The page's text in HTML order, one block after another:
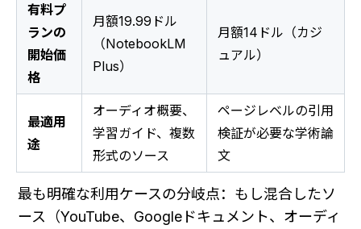
有料プ
ランの
開始価
格
月額19.99ドル
（NotebookLM
Plus）
月額14ドル（カジ
ュアル）
最適用
途
オーディオ概要、
学習ガイド、複数
形式のソース
ページレベルの引用
検証が必要な学術論
文
最も明確な利用ケースの分岐点：もし混合したソ
ース（YouTube、Googleドキュメント、オーディ